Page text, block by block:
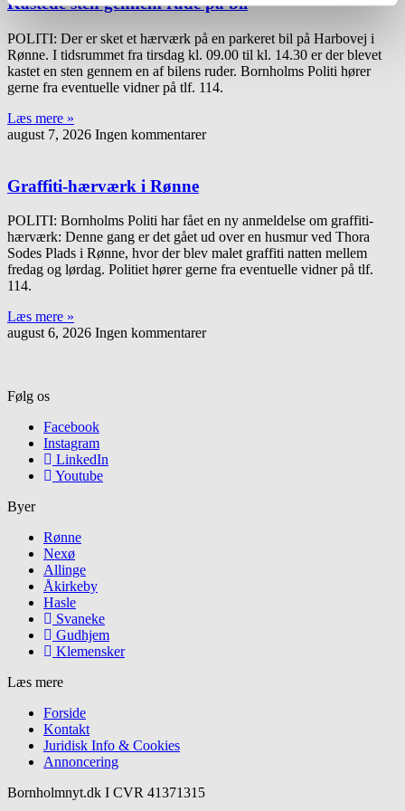
POLITI: Der er sket et hærværk på en parkeret bil på Harbovej i
Rønne. I tidsrummet fra tirsdag kl. 09.00 til kl. 14.30 er der blevet
kastet en sten gennem en af bilens ruder. Bornholms Politi hører
gerne fra eventuelle vidner på tlf. 114.
Læs mere »
august 7, 2026 Ingen kommentarer
Graffiti-hærværk i Rønne
POLITI: Bornholms Politi har fået en ny anmeldelse om graffiti-
hærværk: Denne gang er det gået ud over en husmur ved Thora
Sodes Plads i Rønne, hvor der blev malet graffiti natten mellem
fredag og lørdag. Politiet hører gerne fra eventuelle vidner på tlf.
114.
Læs mere »
august 6, 2026 Ingen kommentarer
Følg os
Facebook
Instagram
LinkedIn
Youtube
Byer
Rønne
Nexø
Allinge
Åkirkeby
Hasle
Svaneke
Gudhjem
Klemensker
Læs mere
Forside
Kontakt
Juridisk Info & Cookies​
Annoncering
Bornholmnyt.dk I CVR 41371315